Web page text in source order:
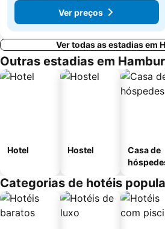
Ver preços
Ver todas as estadias em
Outras estadias em
Hotel Hostel
Casa de
Categorias de hotéis